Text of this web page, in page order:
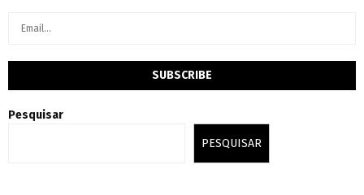
Pesquisar
PESQUISAR